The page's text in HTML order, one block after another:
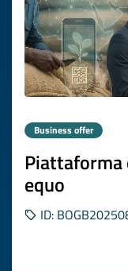
Business offer
Piattaforma
equo
ID: